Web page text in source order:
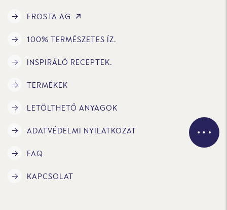
FROSTA AG
100% TERMÉSZETES ÍZ.
INSPIRÁLÓ RECEPTEK.
TERMÉKEK
LETÖLTHETŐ ANYAGOK
ADATVÉDELMI NYILATKOZAT
FAQ
KAPCSOLAT